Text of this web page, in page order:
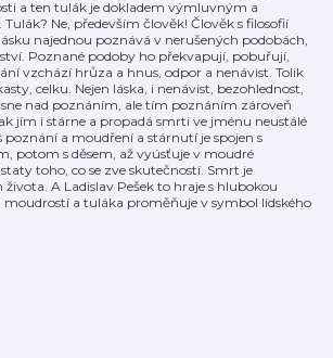
a ten tulák je dokladem výmluvným a
Ne, především člověk! Člověk s filosofií
najednou poznává v nerušených podobách,
Poznané podoby ho překvapují, pobuřují,
vzchází hrůza a hnus, odpor a nenávist. Tolik
celku. Nejen láska, i nenávist, bezohlednost,
nad poznáním, ale tím poznáním zároveň
jím i stárne a propadá smrti ve jménu neustálé
poznání a moudření a stárnutí je spojen s
potom s děsem, až vyúsťuje v moudré
toho, co se zve skutečností. Smrt je
A Ladislav Pešek to hraje s hlubokou
moudrostí a tuláka proměňuje v symbol lidského